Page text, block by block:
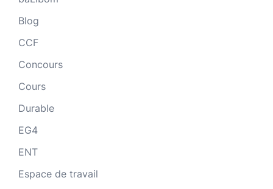
Blog
CCF
Concours
Cours
Durable
EG4
ENT
Espace de travail